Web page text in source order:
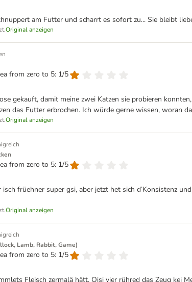
am Futter und scharrt es sofort zu... Sie bleibt
Original anzeigen
from zero to 5: 1/5
gekauft, damit meine zwei Katzen sie probieren
das Futter erbrochen. Ich würde gerne wissen, woran
Original anzeigen
from zero to 5: 1/5
früehner super gsi, aber jetzt het sich d’Konsistenz
Original anzeigen
Lamb, Rabbit, Game)
from zero to 5: 1/5
Fleisch zermalä hätt. Oisi vier rühred das Zeug kei